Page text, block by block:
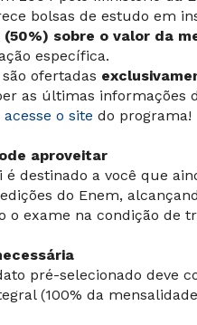
bolsas de estudo em
(50%) sobre o valor da
específica.
são ofertadas
as últimas informações
acesse o site do programa!
aproveitar
é destinado a você que
do Enem,
o exame na condição de
pré-selecionado deve
(100% da